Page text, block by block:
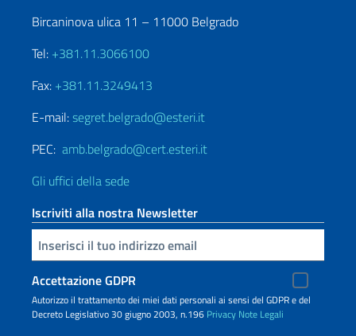
Bircaninova ulica 11 – 11000 Belgrado
Tel: +381.11.3066100
Fax: +381.11.3249413
E-mail:segret.belgrado@esteri.it
PEC: amb.belgrado@cert.esteri.it
Gli uffici della sede
Iscriviti alla nostra Newsletter
Inserisci la tua email
Accettazione GDPR
Autorizzo il trattamento dei miei dati personali ai sensi del GDPR e del
Decreto Legislativo 30 giugno 2003, n.196 Privacy Note Legali